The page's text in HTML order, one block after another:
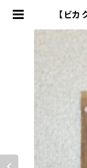
【ビ